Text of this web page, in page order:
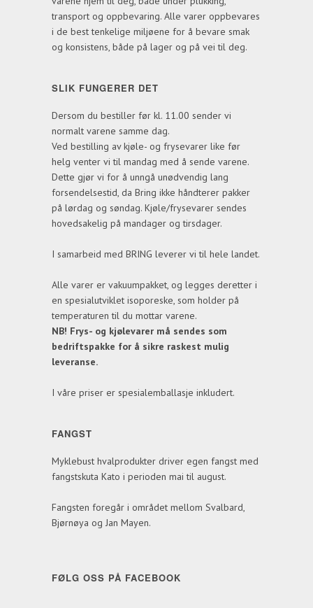
transport og oppbevaring. Alle varer oppbevares
i de best tenkelige miljøene for å bevare smak
og konsistens, både på lager og på vei til deg.
SLIK FUNGERER DET
Dersom du bestiller før kl. 11.00 sender vi
normalt varene samme dag.
Ved bestilling av kjøle- og frysevarer like før
helg venter vi til mandag med å sende varene.
Dette gjør vi for å unngå unødvendig lang
forsendelsestid, da Bring ikke håndterer pakker
på lørdag og søndag. Kjøle/frysevarer sendes
hovedsakelig på mandager og tirsdager.
I samarbeid med BRING leverer vi til hele landet.
Alle varer er vakuumpakket, og legges deretter i
en spesialutviklet isoporeske, som holder på
temperaturen til du mottar varene.
NB! Frys- og kjølevarer må sendes som
bedriftspakke for å sikre raskest mulig
leveranse.
I våre priser er spesialemballasje inkludert.
FANGST
Myklebust hvalprodukter driver egen fangst med
fangstskuta Kato i perioden mai til august.
Fangsten foregår i området mellom Svalbard,
Bjørnøya og Jan Mayen.
FØLG OSS PÅ FACEBOOK